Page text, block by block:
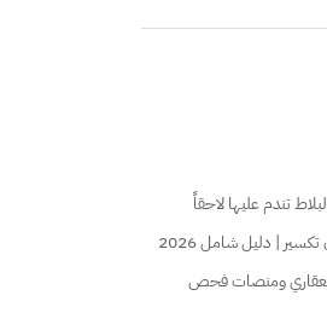
| دليل شامل 2026
العقاري ومنصات فحص